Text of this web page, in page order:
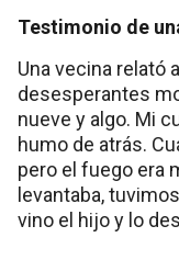
Testimonio de
Una vecina relató
desesperantes
nueve y algo. Mi
humo de atrás.
pero el fuego era
levantaba,
vino el hijo y lo